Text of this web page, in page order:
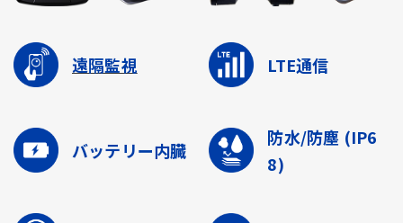
遠隔監視 LTE通信
バッテリー内臓
防水/防塵 (IP6
8)